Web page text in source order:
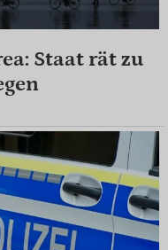
Staat rät zu